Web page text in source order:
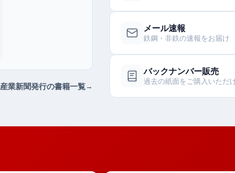
産業新聞発行の書籍一覧
メール速報
鉄鋼・非鉄の速報をお届け
バックナンバー販売
過去の紙面をご購入いただ